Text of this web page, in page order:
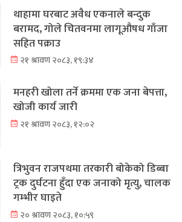
थाहामा घरबाट अवैध एकनाले बन्दुक
बरामद, गोले चितवनमा लागूऔषध गाँजा
सहित पक्राउ
२१ श्रावण २०८३, १९:३४
मनहरी खोला तर्ने क्रममा एक जना बेपत्ता,
खोजी कार्य जारी
२१ श्रावण २०८३, १२:०२
त्रिभुवन राजपथमा तरकारी बोकेको डिब्बा
ट्रक दुर्घटना हुँदा एक जनाको मृत्यु, चालक
गम्भीर घाइते
२० श्रावण २०८३, १०:५९